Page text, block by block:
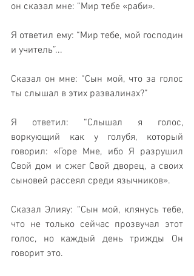
он сказал мне: “Мир тебе «раби».
Я ответил ему: “Мир тебе, мой господин
и учитель”...
Сказал он мне: “Сын мой, что за голос
ты слышал в этих развалинах?”
Я ответил: “Слышал я голос,
воркующий как у голубя, который
говорил: «Горе Мне, ибо Я разрушил
Свой дом и сжег Свой дворец, а своих
сыновей рассеял среди язычников».
Сказал Элияу: “Сын мой, клянусь тебе,
что не только сейчас прозвучал этот
голос, но каждый день трижды Он
говорит это.